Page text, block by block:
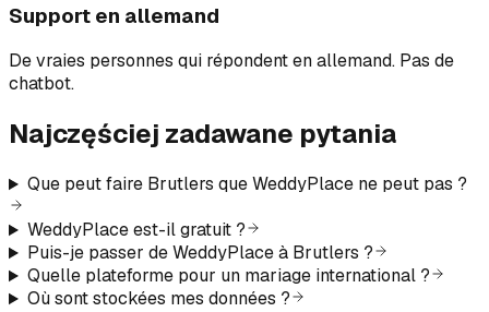
Support en allemand
De vraies personnes qui répondent en allemand. Pas de
chatbot.
Najczęściej zadawane pytania
Que peut faire Brutlers que WeddyPlace ne peut pas ?
WeddyPlace est-il gratuit ?
Puis-je passer de WeddyPlace à Brutlers ?
Quelle plateforme pour un mariage international ?
Où sont stockées mes données ?